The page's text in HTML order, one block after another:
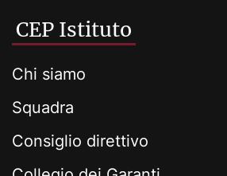
CEP Istituto
Chi siamo
Squadra
Consiglio direttivo